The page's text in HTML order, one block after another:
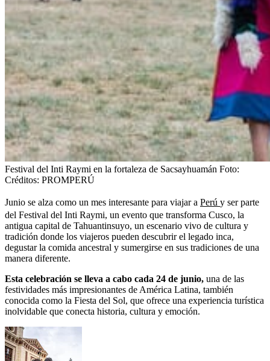
Festival del Inti Raymi en la fortaleza de Sacsayhuamán Foto:
Créditos: PROMPERÚ
Junio se alza como un mes interesante para viajar a Perú y ser parte
del Festival del Inti Raymi, un evento que transforma Cusco, la
antigua capital de Tahuantinsuyo, un escenario vivo de cultura y
tradición donde los viajeros pueden descubrir el legado inca,
degustar la comida ancestral y sumergirse en sus tradiciones de una
manera diferente.
Esta celebración se lleva a cabo cada 24 de junio, una de las
festividades más impresionantes de América Latina, también
conocida como la Fiesta del Sol, que ofrece una experiencia turística
inolvidable que conecta historia, cultura y emoción.